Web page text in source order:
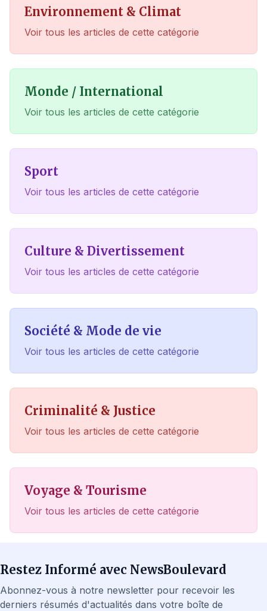
Environnement & Climat
Voir tous les articles de cette catégorie
Monde / International
Voir tous les articles de cette catégorie
Sport
Voir tous les articles de cette catégorie
Culture & Divertissement
Voir tous les articles de cette catégorie
Société & Mode de vie
Voir tous les articles de cette catégorie
Criminalité & Justice
Voir tous les articles de cette catégorie
Voyage & Tourisme
Voir tous les articles de cette catégorie
Restez Informé avec NewsBoulevard
Abonnez-vous à notre newsletter pour recevoir les
derniers résumés d'actualités dans votre boîte de